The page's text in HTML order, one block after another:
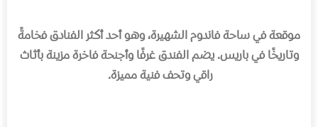
موقعة في ساحة فاندوم الشهيرة، وهو أحد أكثر الفنادق فخامةً
وتاريخًا في باريس.يضم الفندق غرفًا وأجنحة فاخرة مزينة بأثاث
راقي وتحف فنية مميزة.